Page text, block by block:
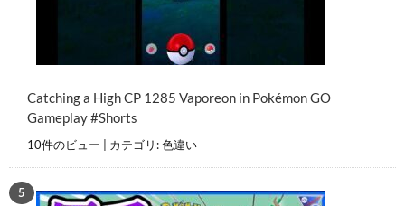
Catching a High CP 1285 Vaporeon in Pokémon GO
Gameplay #Shorts
10件のビュー カテゴリ:色違い